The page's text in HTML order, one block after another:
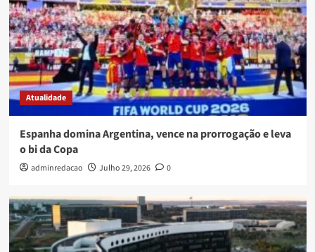
Atualidade
Espanha domina Argentina, vence na prorrogação e leva
o bi da Copa
adminredacao Julho 29, 2026 0